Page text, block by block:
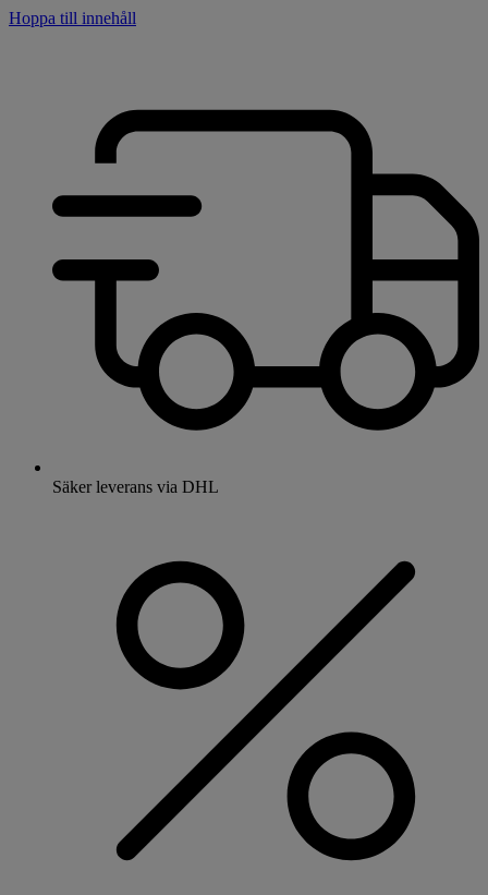
Hoppa till innehåll
Säker leverans via DHL